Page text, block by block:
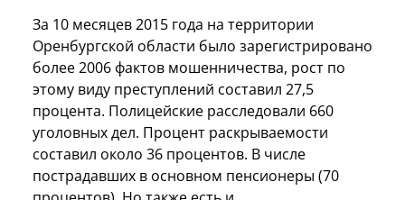
За 10 месяцев 2015 года на территории
Оренбургской области было зарегистрировано
более 2006 фактов мошенничества, рост по
этому виду преступлений составил 27,5
процента. Полицейские расследовали 660
уголовных дел. Процент раскрываемости
составил около 36 процентов. В числе
пострадавших в основном пенсионеры (70